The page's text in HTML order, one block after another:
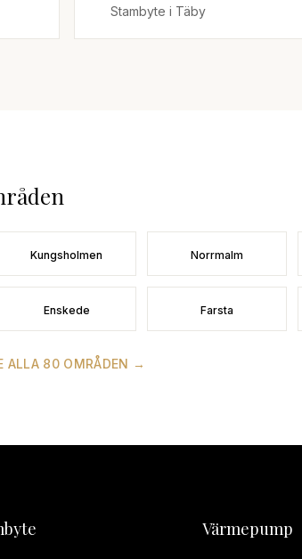
Stambyte i Täby
Kungsholmen Norrmalm
Enskede Farsta
ALLA 80 OMRÅDEN →
Värmepump